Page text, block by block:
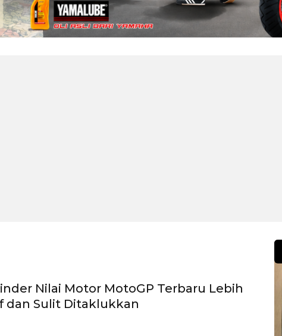
Nilai Motor MotoGP Terbaru Lebih
dan Sulit Ditaklukkan